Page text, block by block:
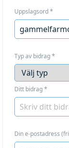
Uppslagsord*
Typ av bidrag*
Ditt bidrag*
Din e-postadress